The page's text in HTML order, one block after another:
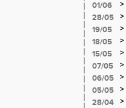
01/06 >
28/05
>
19/05
>
18/05
>
15/05
>
07/05
>
06/05
>
05/05
>
28/04
>